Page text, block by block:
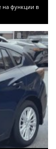
на функции в